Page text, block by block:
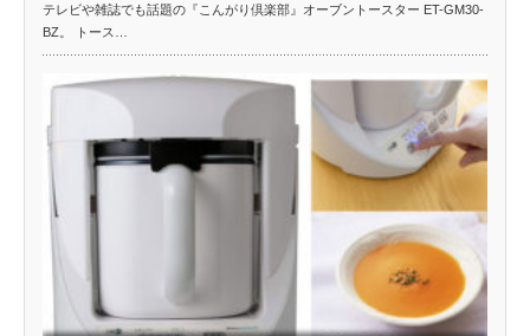
テレビや雑誌でも話題の『こんがり倶楽部』オーブントースター ET-GM30-
BZ。 トース…